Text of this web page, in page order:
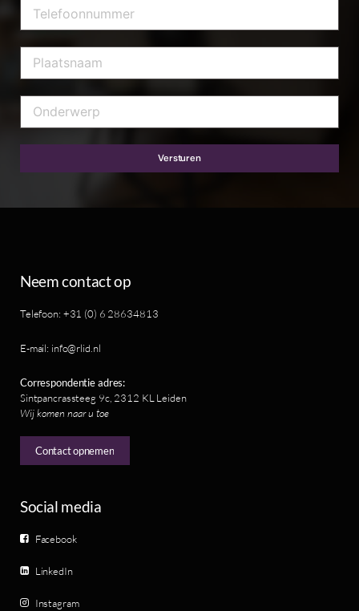
Versturen
Neem contact op
Telefoon: +31 (0) 6 28634813
E-mail: info@rlid.nl
Correspondentie adres:
Sintpancrassteeg 9c, 2312 KL Leiden
Wij komen naar u toe
Contact opnemen
Social media
Facebook
LinkedIn
Instagram